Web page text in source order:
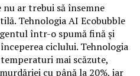
nu ar trebui să însemne
Tehnologia AI Ecobubble
într-o spumă fină și
ciclului. Tehnologia
mai scăzute,
cu până la 20%, iar